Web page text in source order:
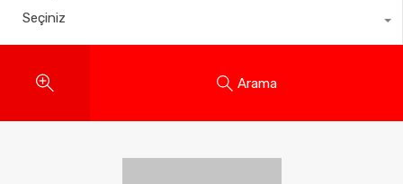
Seçiniz
Arama